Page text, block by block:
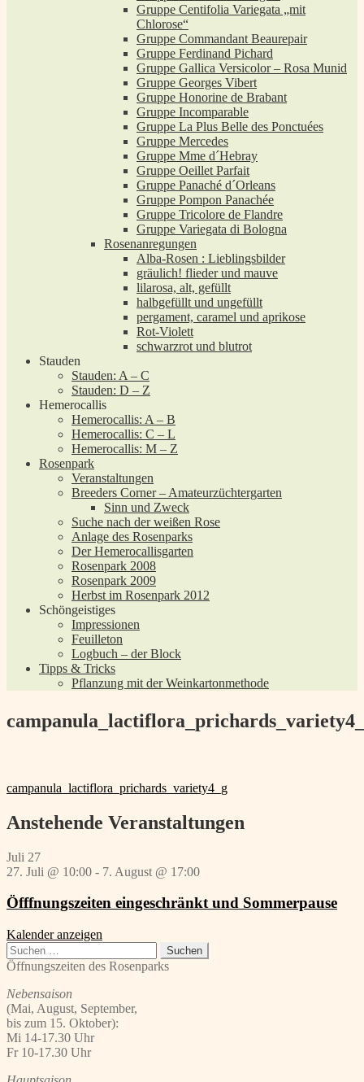
Gruppe Centifolia Variegata „mit
Chlorose“
Gruppe Commandant Beaurepair
Gruppe Ferdinand Pichard
Gruppe Gallica Versicolor – Rosa Munid
Gruppe Georges Vibert
Gruppe Honorine de Brabant
Gruppe Incomparable
Gruppe La Plus Belle des Ponctuées
Gruppe Mercedes
Gruppe Mme d´Hebray
Gruppe Oeillet Parfait
Gruppe Panaché d´Orleans
Gruppe Pompon Panachée
Gruppe Tricolore de Flandre
Gruppe Variegata di Bologna
Rosenanregungen
Alba-Rosen : Lieblingsbilder
gräulich! flieder und mauve
lilarosa, alt, gefüllt
halbgefüllt und ungefüllt
pergament, caramel und aprikose
Rot-Violett
schwarzrot und blutrot
Stauden
Stauden: A – C
Stauden: D – Z
Hemerocallis
Hemerocallis: A – B
Hemerocallis: C – L
Hemerocallis: M – Z
Rosenpark
Veranstaltungen
Breeders Corner – Amateurzüchtergarten
Sinn und Zweck
Suche nach der weißen Rose
Anlage des Rosenparks
Der Hemerocallisgarten
Rosenpark 2008
Rosenpark 2009
Herbst im Rosenpark 2012
Schöngeistiges
Impressionen
Feuilleton
Logbuch – der Block
Tipps & Tricks
Pflanzung mit der Weinkartonmethode
Beitragsnavigation
Vorheriger
campanula_lactiflora_prichards_variety4_g
Anstehende Veranstaltungen
Juli 27
27. Juli @ 10:00 - 7. August @ 17:00
Öfffnungszeiten eingeschränkt und Sommerpause
Kalender anzeigen
Suchen
nach:
Öffnungszeiten des Rosenparks
Nebensaison
(Mai, August, September,
bis zum 15. Oktober):
Mi 14-17.30 Uhr
Fr 10-17.30 Uhr